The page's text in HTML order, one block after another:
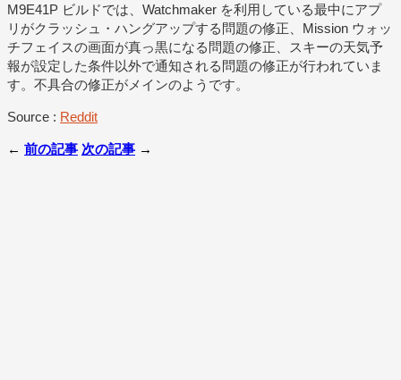
M9E41P ビルドでは、Watchmaker を利用している最中にアプ
リがクラッシュ・ハングアップする問題の修正、Mission ウォッ
チフェイスの画面が真っ黒になる問題の修正、スキーの天気予
報が設定した条件以外で通知される問題の修正が行われていま
す。不具合の修正がメインのようです。
Source : Reddit
← 前の記事 次の記事 →